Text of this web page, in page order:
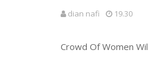
dian nafi 19.30
Crowd Of Women